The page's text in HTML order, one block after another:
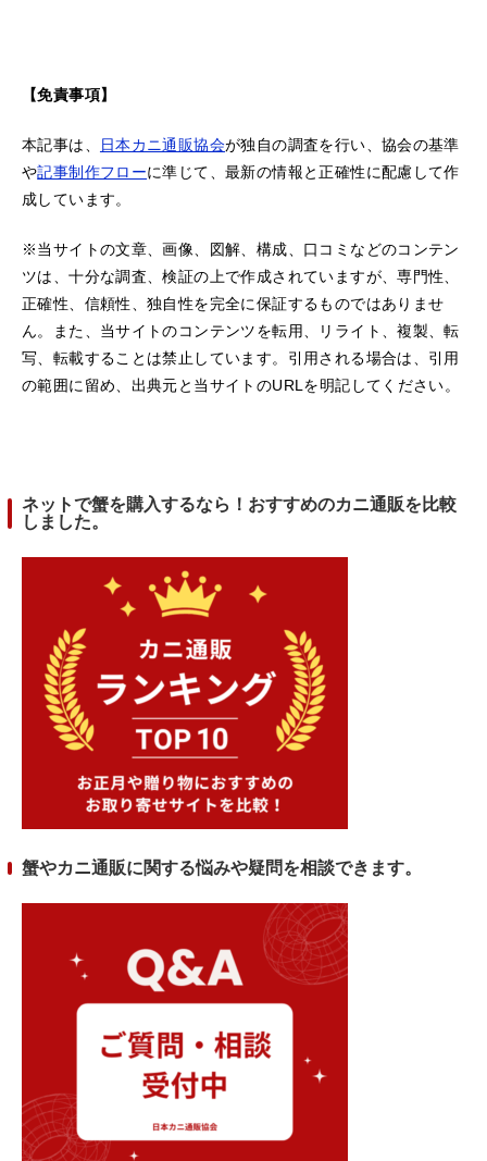
【免責事項】
本記事は、 日本カニ通販協会が独自の調査を行い、協会の基準
や記事制作フローに準じて、最新の情報と正確性に配慮して作
成しています。
※当サイトの文章、画像、図解、構成、口コミなどのコンテン
ツは、十分な調査、検証の上で作成されていますが、専門性、
正確性、信頼性、独自性を完全に保証するものではありませ
ん。また、当サイトのコンテンツを転用、リライト、複製、転
写、転載することは禁止しています。引用される場合は、引用
の範囲に留め、出典元と当サイトのURLを明記してください。
ネットで蟹を購入するなら！おすすめのカニ通販を比較
しました。
蟹やカニ通販に関する悩みや疑問を相談できます。